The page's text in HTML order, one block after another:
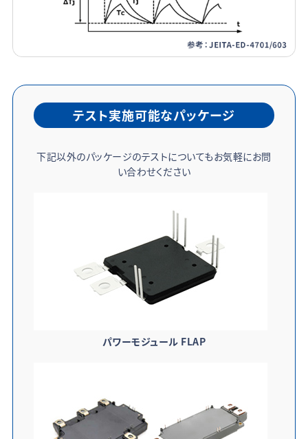
テスト実施可能なパッケージ
下記以外のパッケージのテストについてもお気軽にお問
い合わせください
パワーモジュール FLAP